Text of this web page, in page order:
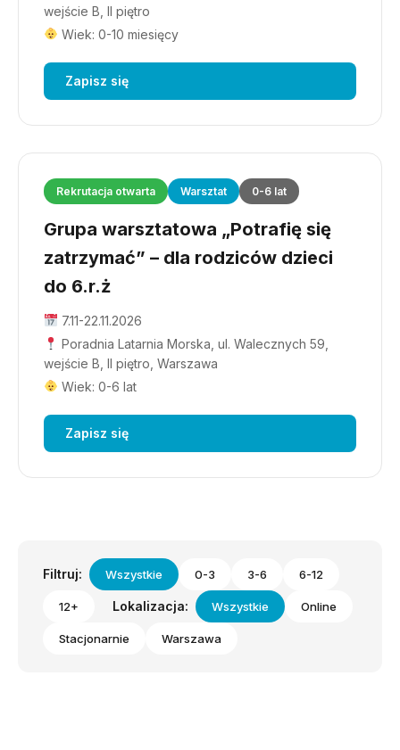
wejście B, II piętro
Wiek: 0-10 miesięcy
Zapisz się
Rekrutacja otwarta Warsztat 0-6 lat
Grupa warsztatowa „Potrafię się
zatrzymać” – dla rodziców dzieci
do 6.r.ż
7.11-22.11.2026
Poradnia Latarnia Morska, ul. Walecznych 59,
wejście B, II piętro, Warszawa
Wiek: 0-6 lat
Zapisz się
Filtruj: Wszystkie 0-3 3-6 6-12
12+ Lokalizacja: Wszystkie Online
Stacjonarnie Warszawa